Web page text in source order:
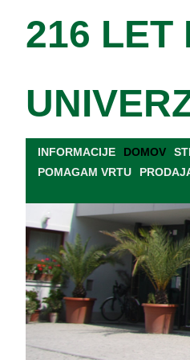
216 LET
INFORMACIJE DOMOV
POMAGAM VRTU